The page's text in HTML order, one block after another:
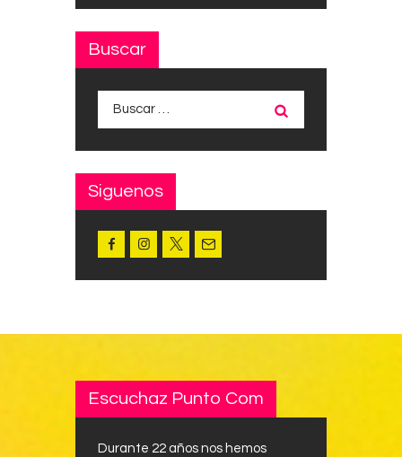
Buscar
Siguenos
Escuchaz Punto Com
Durante 22 años nos hemos